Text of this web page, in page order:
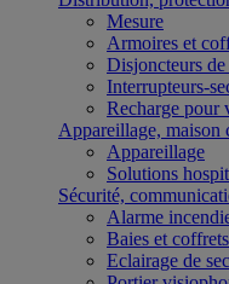
Mesure
Armoires et
Disjoncteurs de
Interrupteurs-
Recharge pour
Appareillage, maison
Appareillage
Solutions
Sécurité,
Alarme
Baies et
Eclairage de